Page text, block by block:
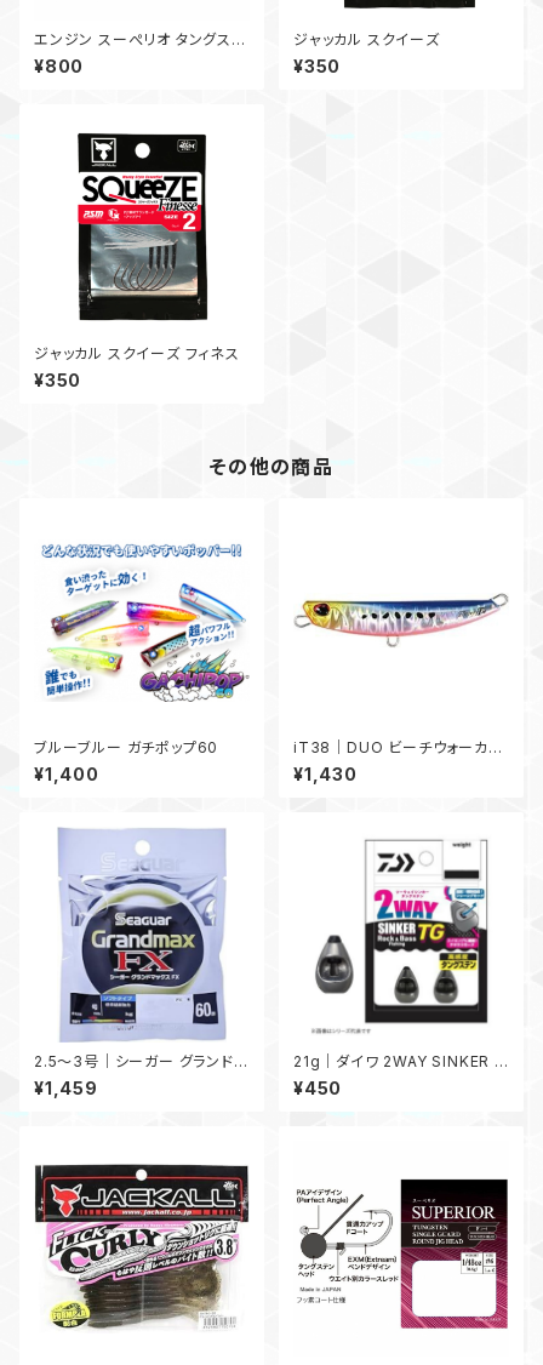
エンジン スーぺリオ タングステ
ン シングルガード ラウンドジグ
ヘッド
¥800
ジャッカル スクイーズ
¥350
ジャッカル スクイーズ フィネス
¥350
その他の商品
ブルーブルー ガチポップ60
¥1,400
iT38｜DUO ビーチウォーカー
フリッパー iT38
¥1,430
2.5〜3号｜シーガー グランドマ
ックスFX 60m 2.5〜3号
¥1,459
21g｜ダイワ 2WAY SINKER T
G 21g
¥450